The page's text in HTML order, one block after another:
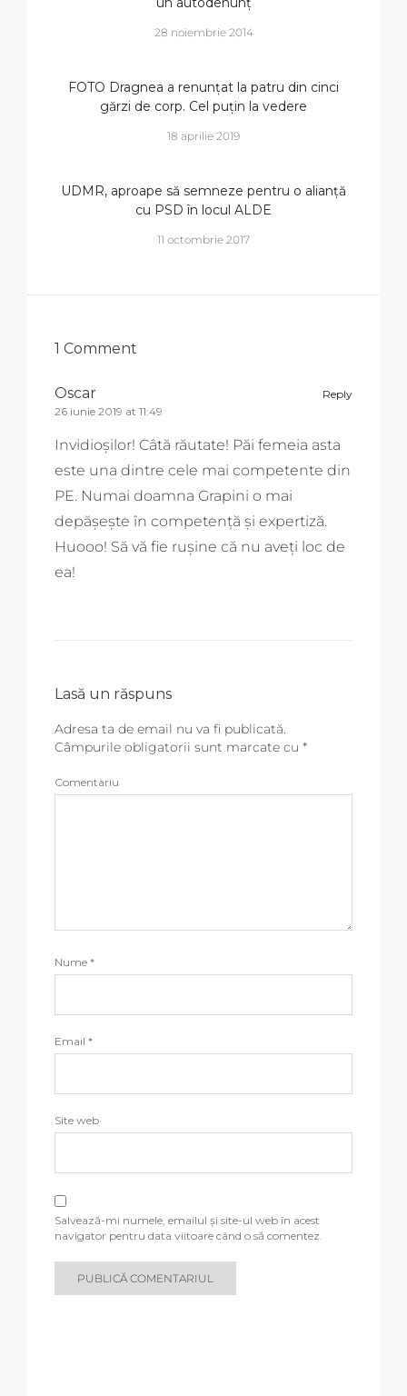
28 noiembrie 2014
FOTO Dragnea a renunțat la patru din cinci
gărzi de corp. Cel puțin la vedere
18 aprilie 2019
UDMR, aproape să semneze pentru o alianță
cu PSD în locul ALDE
11 octombrie 2017
1 Comment
Reply
Oscar
26 iunie 2019 at 11:49
Invidioșilor! Câtă răutate! Păi femeia asta
este una dintre cele mai competente din
PE. Numai doamna Grapini o mai
depășește în competență și expertiză.
Huooo! Să vă fie rușine că nu aveți loc de
ea!
Lasă un răspuns
Adresa ta de email nu va fi publicată.
Câmpurile obligatorii sunt marcate cu *
Comentariu
Nume *
Email *
Site web
Salvează-mi numele, emailul și site-ul web în acest
navigator pentru data viitoare când o să comentez.